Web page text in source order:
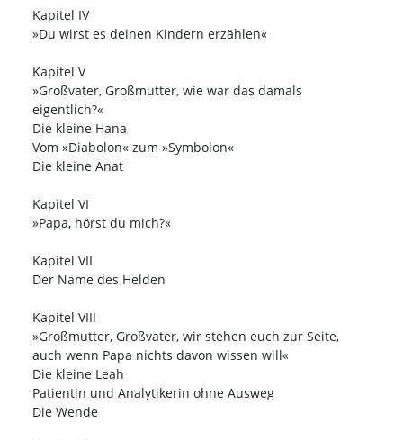
Kapitel IV
»Du wirst es deinen Kindern erzählen«
Kapitel V
»Großvater, Großmutter, wie war das damals
eigentlich?«
Die kleine Hana
Vom »Diabolon« zum »Symbolon«
Die kleine Anat
Kapitel VI
»Papa, hörst du mich?«
Kapitel VII
Der Name des Helden
Kapitel VIII
»Großmutter, Großvater, wir stehen euch zur Seite,
auch wenn Papa nichts davon wissen will«
Die kleine Leah
Patientin und Analytikerin ohne Ausweg
Die Wende